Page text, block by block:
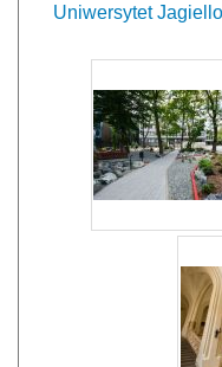
Uniwersytet